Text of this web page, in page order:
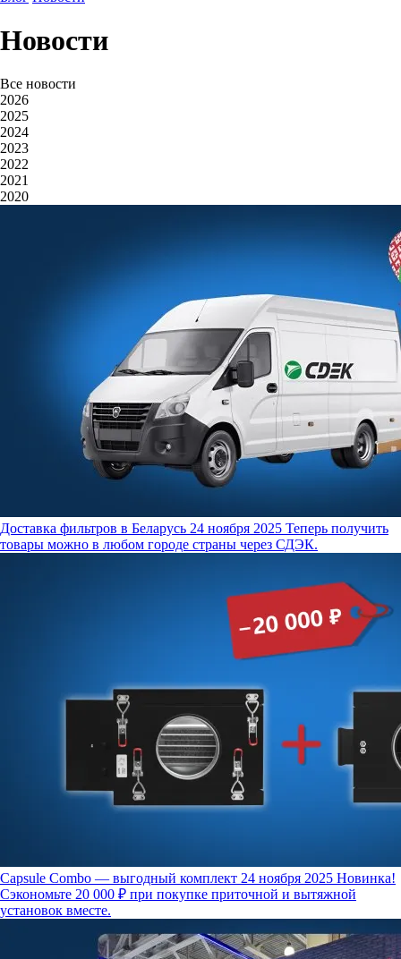
Новости
Все новости
2026
2025
2024
2023
2022
2021
2020
Доставка фильтров в Беларусь 24 ноября 2025 Теперь получить
товары можно в любом городе страны через СДЭК.
Capsule Combo — выгодный комплект 24 ноября 2025 Новинка!
Сэкономьте 20 000 ₽ при покупке приточной и вытяжной
установок вместе.